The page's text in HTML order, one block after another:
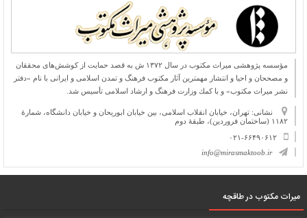
مؤسسه پژوهشی میراث مكتوب در سال ۱۳۷۲ ش به قصد حمایت از كوشش‌های محققان
و مصححان و احیا و انتشار مهمترین آثار مكتوب فرهنگ و تمدن اسلامی و ایرانی با نام «دفتر
نشر میراث مكتوب» و با كمك وزارت فرهنگ و ارشاد اسلامی تأسیس شد.
نشانی: تهران، خیابان انقلاب اسلامی، بین خیابان ابوریحان و خیابان دانشگاه، شمارۀ
۱۱۸۲ (ساختمان فروردین)، طبقۀ دوم
۰۲۱-۶۶۴۹۰۶۱۲
info@mirasmaktoob.ir
میرات مکتوب در طاقچه